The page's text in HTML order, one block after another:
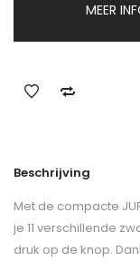
MEER
Beschrijving
Met de compacte
je 11 verschillende
druk op de knop.